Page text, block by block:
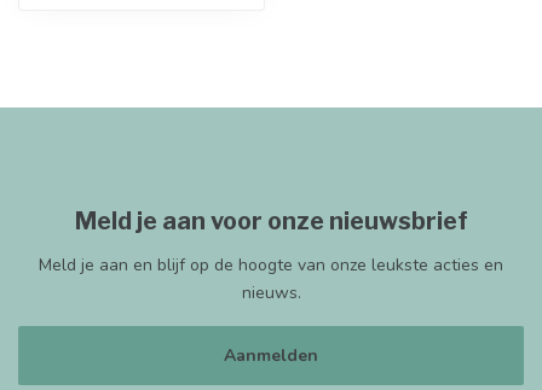
Meld je aan voor onze nieuwsbrief
Meld je aan en blijf op de hoogte van onze leukste acties en
nieuws.
Aanmelden